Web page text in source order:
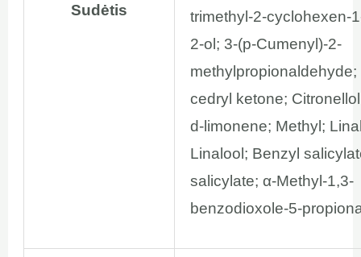
Sudėtis
trimethyl-2-cyclohexen-
2-ol; 3-(p-Cumenyl)-2-
methylpropionaldehyde;
cedryl ketone;
d-limonene; Methyl;
Linalool; Benzyl
salicylate; α-Methyl-1,3-
benzodioxole-5-